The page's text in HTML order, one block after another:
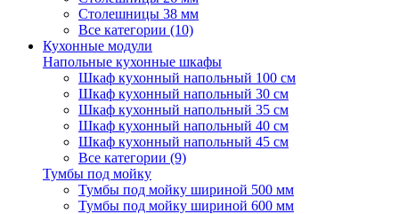
Столешницы 38 мм
Все категории (10)
Кухонные модули
Напольные кухонные шкафы
Шкаф кухонный напольный 100 см
Шкаф кухонный напольный 30 см
Шкаф кухонный напольный 35 см
Шкаф кухонный напольный 40 см
Шкаф кухонный напольный 45 см
Все категории (9)
Тумбы под мойку
Тумбы под мойку шириной 500 мм
Тумбы под мойку шириной 600 мм